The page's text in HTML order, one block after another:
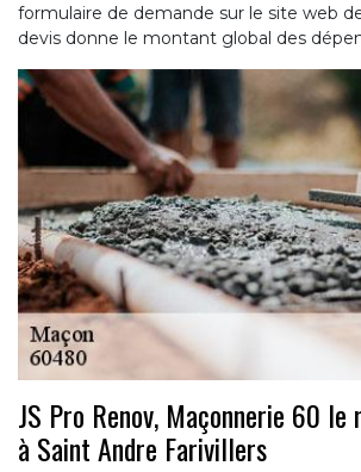
formulaire de demande sur le site web
devis donne le montant global des
JS Pro Renov, Maçonnerie 60 le
à Saint Andre Farivillers